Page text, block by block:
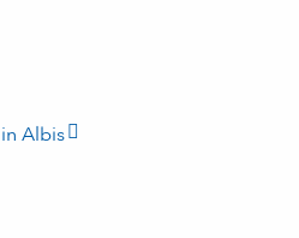
Albis